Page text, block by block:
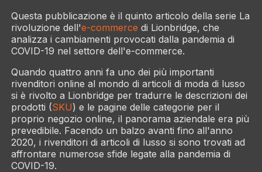
Questa pubblicazione è il quinto articolo della serie La
rivoluzione dell'e-commerce di Lionbridge, che
analizza i cambiamenti provocati dalla pandemia di
COVID-19 nel settore dell'e-commerce.
Quando quattro anni fa uno dei più importanti
rivenditori online al mondo di articoli di moda di lusso
si è rivolto a Lionbridge per tradurre le descrizioni dei
prodotti (SKU) e le pagine delle categorie per il
proprio negozio online, il panorama aziendale era più
prevedibile. Facendo un balzo avanti fino all'anno
2020, i rivenditori di articoli di lusso si sono trovati ad
affrontare numerose sfide legate alla pandemia di
COVID-19.